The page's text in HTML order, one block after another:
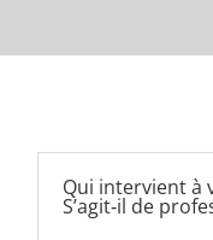
Qui intervient à
S’agit‑il de